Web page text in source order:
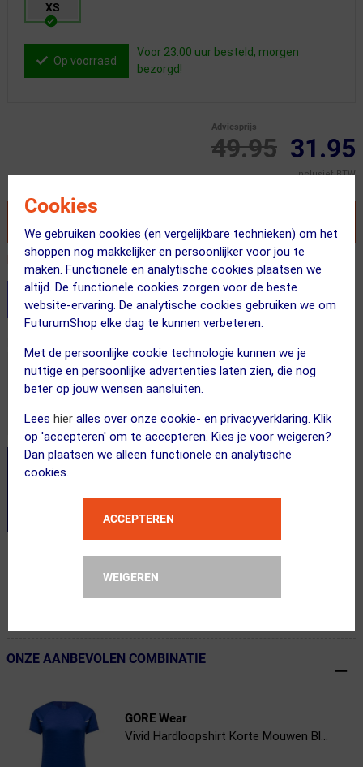
Cookies
We gebruiken cookies (en vergelijkbare technieken) om het
shoppen nog makkelijker en persoonlijker voor jou te
maken. Functionele en analytische cookies plaatsen we
altijd. De functionele cookies zorgen voor de beste
website-ervaring. De analytische cookies gebruiken we om
FuturumShop elke dag te kunnen verbeteren.
Met de persoonlijke cookie technologie kunnen we je
nuttige en persoonlijke advertenties laten zien, die nog
beter op jouw wensen aansluiten.
Lees hier alles over onze cookie- en privacyverklaring. Klik
op 'accepteren' om te accepteren. Kies je voor weigeren?
Dan plaatsen we alleen functionele en analytische
cookies.
ACCEPTEREN
WEIGEREN
XS
Op voorraad
Voor 23:00 uur besteld, morgen
bezorgd!
49.95
Adviesprijs
31.95
Inclusief BTW
Recent besteld door 2 klanten! Bestel ook snel!
Stel je productvragen aan onze AI assistent
← Terug naar productnavigatie
ONZE AANBEVOLEN COMBINATIE
GORE Wear
Vivid Hardloopshirt Korte Mouwen Bl...